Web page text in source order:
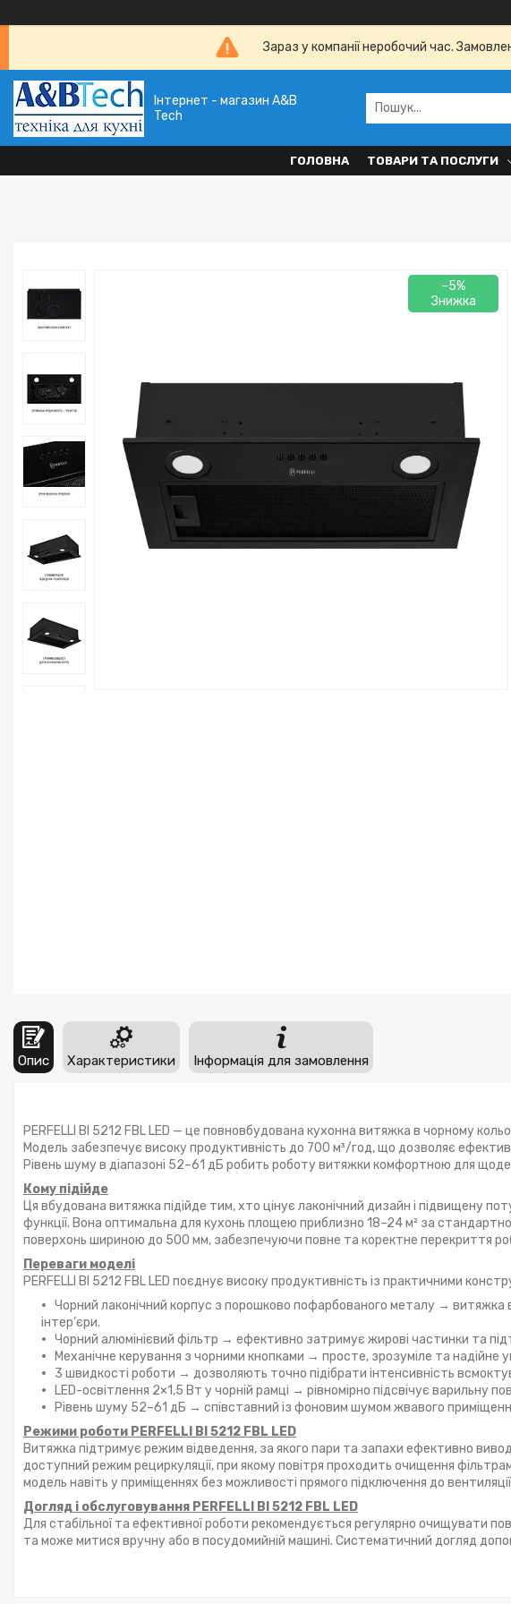
Зараз у компанії неробочий час.
Інтернет - магазин A&B
Tech
ГОЛОВНА ТОВАРИ ТА ПОСЛУГИ
–5%
Опис Характеристики Інформація для замовлення
PERFELLI BI 5212 FBL LED — це повновбудована кухонна витяжка в чорному
Модель забезпечує високу продуктивність до 700 м³/год, що дозволяє
Рівень шуму в діапазоні 52–61 дБ робить роботу витяжки комфортною для
Кому підійде
Ця вбудована витяжка підійде тим, хто цінує лаконічний дизайн і підвищену
функції. Вона оптимальна для кухонь площею приблизно 18–24 м² за
поверхонь шириною до 500 мм, забезпечуючи повне та коректне перекриття
Переваги моделі
PERFELLI BI 5212 FBL LED поєднує високу продуктивність із практичними
Чорний лаконічний корпус з порошково пофарбованого металу → витяжка
інтер’єри.
Чорний алюмінієвий фільтр → ефективно затримує жирові частинки та
Механічне керування з чорними кнопками → просте, зрозуміле та надійне
3 швидкості роботи → дозволяють точно підібрати інтенсивність
LED-освітлення 2×1,5 Вт у чорній рамці → рівномірно підсвічує варильну
Рівень шуму 52–61 дБ → співставний із фоновим шумом жвавого
Режими роботи PERFELLI BI 5212 FBL LED
Витяжка підтримує режим відведення, за якого пари та запахи ефективно
доступний режим рециркуляції, при якому повітря проходить очищення
модель навіть у приміщеннях без можливості прямого підключення до
Догляд і обслуговування PERFELLI BI 5212 FBL LED
Для стабільної та ефективної роботи рекомендується регулярно очищувати
та може митися вручну або в посудомийній машині. Систематичний догляд